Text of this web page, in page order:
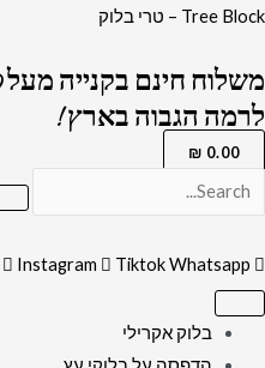
דילוג
Tree Block – טרי בלוק
לרמה הגבוה בארץ !
0.00
₪
Instagram TiktokWhatsapp
בלוק אקרילי
כמות
2676
-
תמונה
כל
להדפסה